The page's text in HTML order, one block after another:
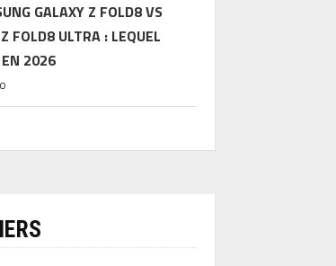
GALAXY Z FOLD8 VS
FOLD8 ULTRA : LEQUEL
EN 2026